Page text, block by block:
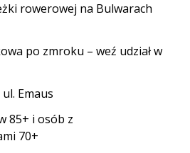
rowerowej na Bulwarach
po zmroku – weź udział w
Emaus
85+ i osób z
70+